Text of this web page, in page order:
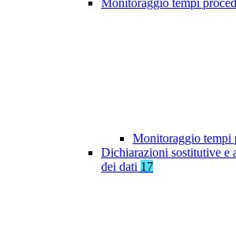
Monitoraggio tempi
Monitoraggio tempi
Dichiarazioni sostitutive e
dei dati 17